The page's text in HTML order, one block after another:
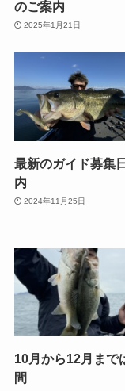
のご案内
2025年1月21日
最新のガイド募集
内
2024年11月25日
10月から12月まで
間